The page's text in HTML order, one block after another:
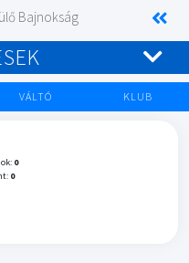
Bajnokság
VÁLTÓ KLUB
0
0